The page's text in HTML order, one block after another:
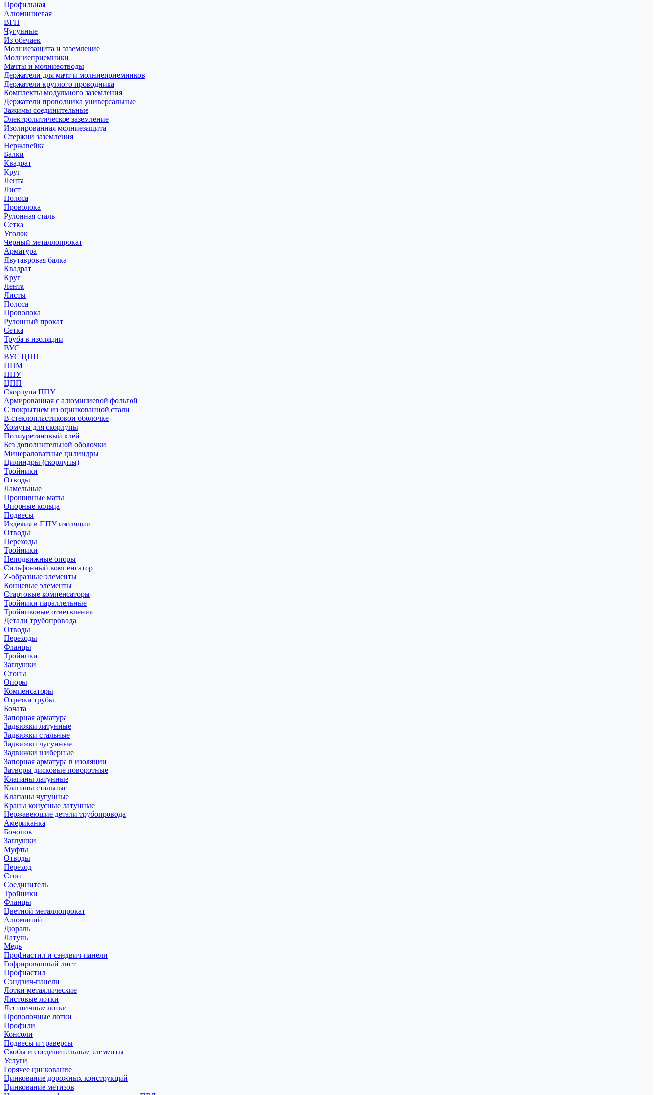
Профильная
Алюминиевая
ВГП
Чугунные
Из обечаек
Молниезащита и заземление
Молниеприемники
Мачты и молниеотводы
Держатели для мачт и молниеприемников
Держатели круглого проводника
Комплекты модульного заземления
Держатели проводника универсальные
Зажимы соединительные
Электролитическое заземление
Изолированная молниезащита
Стержни заземления
Нержавейка
Балки
Квадрат
Круг
Лента
Лист
Полоса
Проволока
Рулонная сталь
Сетка
Уголок
Черный металлопрокат
Арматура
Двутавровая балка
Квадрат
Круг
Лента
Листы
Полоса
Проволока
Рулонный прокат
Сетка
Труба в изоляции
ВУС
ВУС ЦПП
ППМ
ППУ
ЦПП
Скорлупа ППУ
Армированная с алюминиевой фольгой
С покрытием из оцинкованной стали
В стеклопластиковой оболочке
Хомуты для скорлупы
Полиуретановый клей
Без дополнительной оболочки
Минераловатные цилиндры
Цилиндры (скорлупы)
Тройники
Отводы
Ламельные
Прошивные маты
Опорные кольца
Подвесы
Изделия в ППУ изоляции
Отводы
Переходы
Тройники
Неподвижные опоры
Cильфонный компенсатор
Z-образные элементы
Концевые элементы
Стартовые компенсаторы
Тройники параллельные
Тройниковые ответвления
Детали трубопровода
Отводы
Переходы
Фланцы
Тройники
Заглушки
Сгоны
Опоры
Компенсаторы
Отрезки трубы
Бочата
Запорная арматура
Задвижки латунные
Задвижки стальные
Задвижки чугунные
Задвижки шиберные
Запорная арматура в изоляции
Затворы дисковые поворотные
Клапаны латунные
Клапаны стальные
Клапаны чугунные
Краны конусные латунные
Нержавеющие детали трубопровода
Американка
Бочонок
Заглушки
Муфты
Отводы
Переход
Сгон
Соединитель
Тройники
Фланцы
Цветной металлопрокат
Алюминий
Дюраль
Латунь
Медь
Профнастил и сэндвич-панели
Гофрированный лист
Профнастил
Сэндвич-панели
Лотки металлические
Листовые лотки
Лестничные лотки
Проволочные лотки
Профили
Консоли
Подвесы и траверсы
Скобы и соединительные элементы
Услуги
Горячее цинкование
Цинкование дорожных конструкций
Цинкование метизов